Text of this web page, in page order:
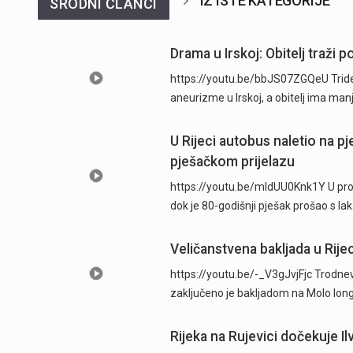
SRODNI ČLANCI
Drama u Irskoj: Obitelj traži
https://youtu.be/bbJS07ZGQeU
aneurizme u Irskoj, a obitelj ima
U Rijeci autobus naletio na
pješačkom prijelazu
https://youtu.be/mldUU0Knk1Y U
dok je 80-godišnji pješak prošao s
Veličanstvena bakljada u
https://youtu.be/-_V3gJvjFjc
zaključeno je bakljadom na Molo
Rijeka na Rujevici dočekuje